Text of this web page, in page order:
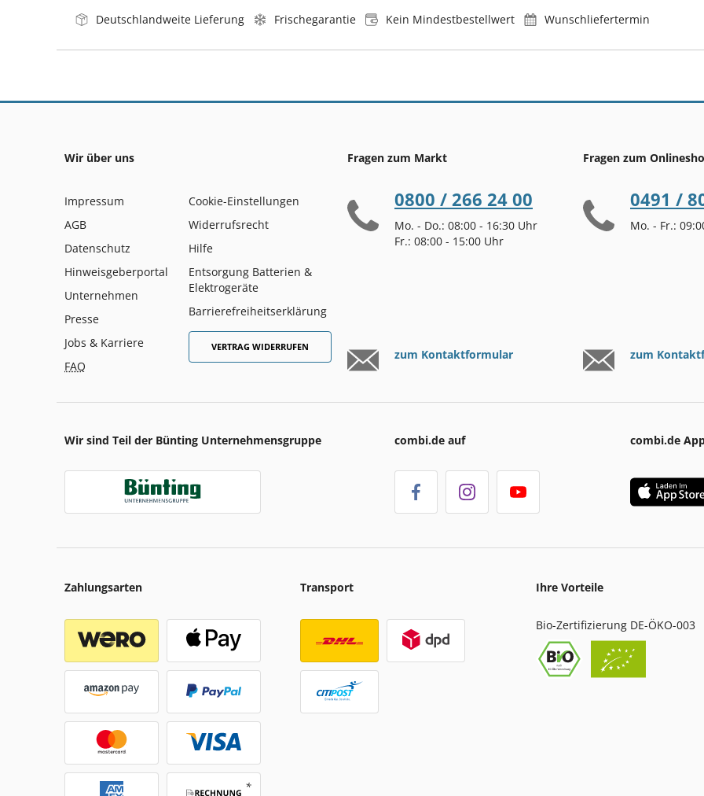
Deutschlandweite Lieferung Frischegarantie Kein Mindestbestellwert Wunschliefertermin
Wir über uns
Impressum
AGB
Datenschutz
Hinweisgeberportal
Unternehmen
Presse
Jobs & Karriere
FAQ
Cookie-Einstellungen
Widerrufsrecht
Hilfe
Entsorgung Batterien &
Elektrogeräte
Barrierefreiheitserklärung
VERTRAG WIDERRUFEN
Fragen zum Markt
0800 / 266 24 00
Mo. - Do.: 08:00 - 16:30 Uhr
Fr.: 08:00 - 15:00 Uhr
zum Kontaktformular
Fragen zum
0491 /
Mo. - Fr.:
zum
Wir sind Teil der Bünting Unternehmensgruppe combi.de auf combi.de
Zahlungsarten Transport Ihre Vorteile
Bio-Zertifizierung DE-ÖKO-003